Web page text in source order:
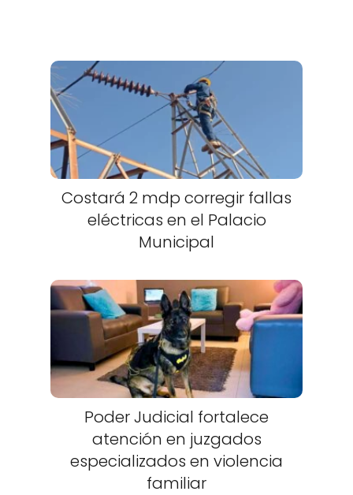
Costará 2 mdp corregir fallas
eléctricas en el Palacio
Municipal
Poder Judicial fortalece
atención en juzgados
especializados en violencia
familiar